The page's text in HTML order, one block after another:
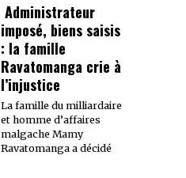
Administrateur
imposé, biens saisis
: la famille
Ravatomanga crie à
l’injustice
La famille du milliardaire
et homme d’affaires
malgache Mamy
Ravatomanga a décidé